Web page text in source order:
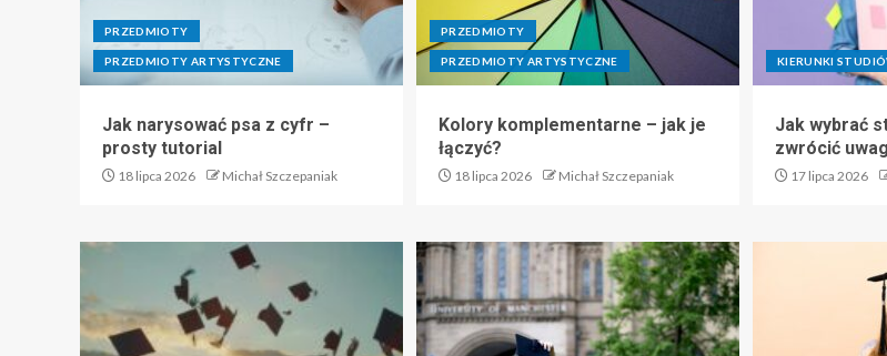
PRZEDMIOTY
PRZEDMIOTY ARTYSTYCZNE
Jak narysować psa z cyfr –
prosty tutorial
18 lipca 2026 Michał Szczepaniak
PRZEDMIOTY
PRZEDMIOTY ARTYSTYCZNE
Kolory komplementarne – jak je
łączyć?
18 lipca 2026 Michał Szczepaniak
KIERUNKI
Jak wybrać
zwrócić
17 lipca 2026